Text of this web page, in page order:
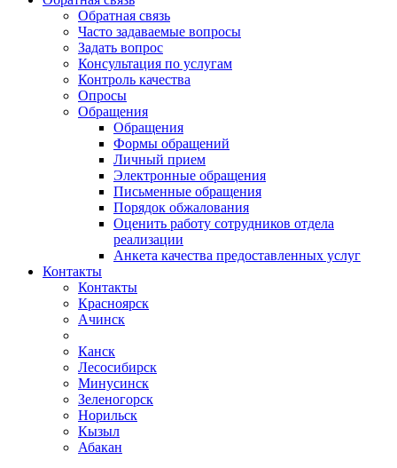
Обратная связь
Часто задаваемые вопросы
Задать вопрос
Консультация по услугам
Контроль качества
Опросы
Обращения
Обращения
Формы обращений
Личный прием
Электронные обращения
Письменные обращения
Порядок обжалования
Оценить работу сотрудников отдела
реализации
Анкета качества предоставленных услуг
Контакты
Контакты
Красноярск
Ачинск
Канск
Лесосибирск
Минусинск
Зеленогорск
Норильск
Кызыл
Абакан